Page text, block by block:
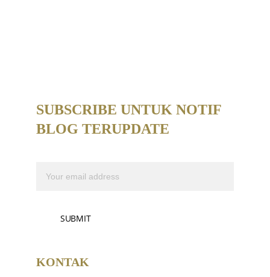
SUBSCRIBE UNTUK NOTIF
BLOG TERUPDATE
SUBMIT
KONTAK